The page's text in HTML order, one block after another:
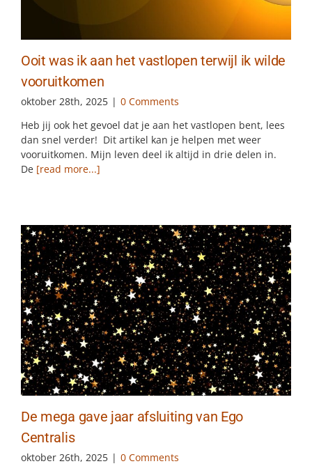
Ooit was ik aan het vastlopen terwijl ik wilde
vooruitkomen
oktober 28th, 2025 | 0 Comments
Heb jij ook het gevoel dat je aan het vastlopen bent, lees
dan snel verder! Dit artikel kan je helpen met weer
vooruitkomen. Mijn leven deel ik altijd in drie delen in.
De[read more...]
De mega gave jaar afsluiting van Ego
Centralis
oktober 26th, 2025 | 0 Comments